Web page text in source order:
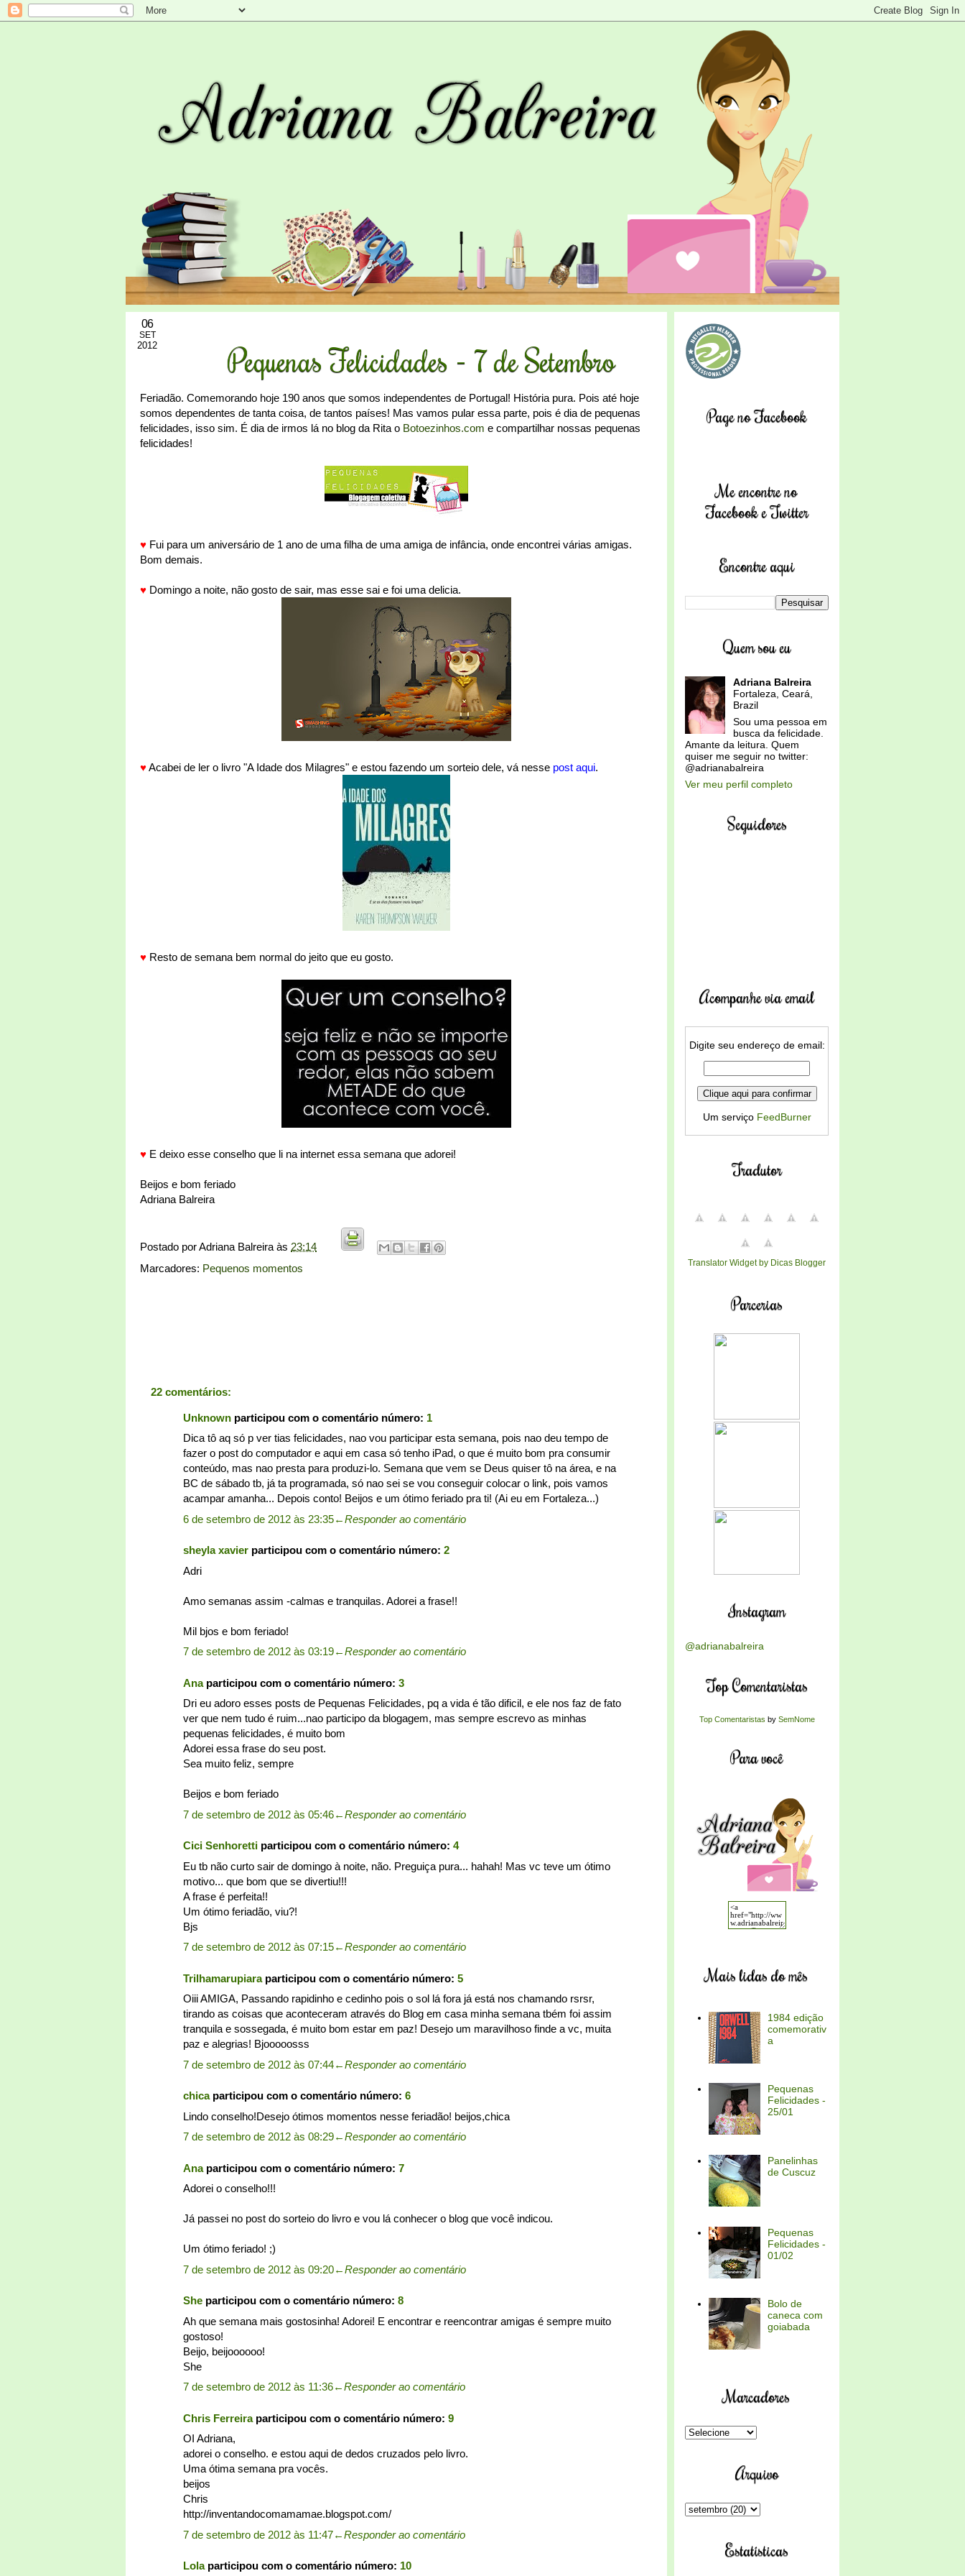
06
SET
2012 Pequenas Felicidades - 7 de Setembro
Feriadão. Comemorando hoje 190 anos que somos independentes de Portugal! História pura. Pois até hoje
somos dependentes de tanta coisa, de tantos países! Mas vamos pular essa parte, pois é dia de pequenas
felicidades, isso sim. É dia de irmos lá no blog da Rita o Botoezinhos.com e compartilhar nossas pequenas
felicidades!
♥ Fui para um aniversário de 1 ano de uma filha de uma amiga de infância, onde encontrei várias amigas.
Bom demais.
♥ Domingo a noite, não gosto de sair, mas esse sai e foi uma delicia.
♥Acabei de ler o livro "A Idade dos Milagres" e estou fazendo um sorteio dele, vá nesse post aqui.
♥ Resto de semana bem normal do jeito que eu gosto.
♥ E deixo esse conselho que li na internet essa semana que adorei!
Beijos e bom feriado
Adriana Balreira
Postado porAdriana Balreira às 23:14
Marcadores: Pequenos momentos
22 comentários:
Unknown participou com o comentário número: 1
Dica tô aq só p ver tias felicidades, nao vou participar esta semana, pois nao deu tempo de
fazer o post do computador e aqui em casa só tenho iPad, o que é muito bom pra consumir
conteúdo, mas nao presta para produzi-lo. Semana que vem se Deus quiser tô na área, e na
BC de sábado tb, já ta programada, só nao sei se vou conseguir colocar o link, pois vamos
acampar amanha... Depois conto! Beijos e um ótimo feriado pra ti! (Ai eu em Fortaleza...)
6 de setembro de 2012 às 23:35←Responder ao comentário
sheyla xavier participou com o comentário número: 2
Adri
Amo semanas assim -calmas e tranquilas. Adorei a frase!!
Mil bjos e bom feriado!
7 de setembro de 2012 às 03:19←Responder ao comentário
Anaparticipou com o comentário número: 3
Dri eu adoro esses posts de Pequenas Felicidades, pq a vida é tão dificil, e ele nos faz de fato
ver que nem tudo é ruim...nao participo da blogagem, mas sempre escrevo as minhas
pequenas felicidades, é muito bom
Adorei essa frase do seu post.
Sea muito feliz, sempre
Beijos e bom feriado
7 de setembro de 2012 às 05:46←Responder ao comentário
Cici Senhoretti participou com o comentário número: 4
Eu tb não curto sair de domingo à noite, não. Preguiça pura... hahah! Mas vc teve um ótimo
motivo... que bom que se divertiu!!!
A frase é perfeita!!
Um ótimo feriadão, viu?!
Bjs
7 de setembro de 2012 às 07:15←Responder ao comentário
Trilhamarupiaraparticipou com o comentário número: 5
Oiii AMIGA, Passando rapidinho e cedinho pois o sol lá fora já está nos chamando rsrsr,
tirando as coisas que aconteceram através do Blog em casa minha semana tbém foi assim
tranquila e sossegada, é muito bom estar em paz! Desejo um maravilhoso finde a vc, muita
paz e alegrias! Bjooooosss
7 de setembro de 2012 às 07:44←Responder ao comentário
chicaparticipou com o comentário número: 6
Lindo conselho!Desejo ótimos momentos nesse feriadão! beijos,chica
7 de setembro de 2012 às 08:29←Responder ao comentário
Anaparticipou com o comentário número: 7
Adorei o conselho!!!
Já passei no post do sorteio do livro e vou lá conhecer o blog que você indicou.
Um ótimo feriado! ;)
7 de setembro de 2012 às 09:20←Responder ao comentário
She participou com o comentário número: 8
Ah que semana mais gostosinha! Adorei! E encontrar e reencontrar amigas é sempre muito
gostoso!
Beijo, beijoooooo!
She
7 de setembro de 2012 às 11:36←Responder ao comentário
Chris Ferreiraparticipou com o comentário número: 9
OI Adriana,
adorei o conselho. e estou aqui de dedos cruzados pelo livro.
Uma ótima semana pra vocês.
beijos
Chris
http://inventandocomamamae.blogspot.com/
7 de setembro de 2012 às 11:47←Responder ao comentário
Lolaparticipou com o comentário número: 10
Page no Facebook
Me encontre no
Facebook e Twitter
Encontre aqui
Quem sou eu
Adriana Balreira
Fortaleza, Ceará,
Brazil
Sou uma pessoa em
busca da felicidade.
Amante da leitura. Quem
quiser me seguir no twitter:
@adrianabalreira
Ver meu perfil completo
Seguidores
Acompanhe via email
Digite seu endereço de email:
Um serviço FeedBurner
Tradutor
Translator Widget by Dicas Blogger
Parcerias
Instagram
@adrianabalreira
Top Comentaristas
Top Comentaristas by SemNome
Para você
Mais lidas do mês
1984 edição
comemorativ
a
Pequenas
Felicidades -
25/01
Panelinhas
de Cuscuz
Pequenas
Felicidades -
01/02
Bolo de
caneca com
goiabada
Marcadores
Arquivo
Estatísticas